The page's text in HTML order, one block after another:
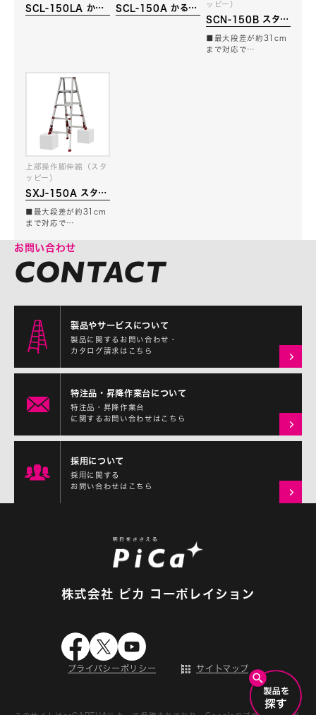
SCL-150LA かる
SCL-150A かるノ
SCN-150B スタッ
ッピー）
■最大段差が約31cm
まで対応で…
SXJ-150A スタッ
上部操作脚伸縮（スタ
ッピー）
■最大段差が約31cm
まで対応で…
お問い合わせ
製品やサービスについて
製品に関するお問い合わせ・
カタログ請求はこちら
特注品・昇降作業台について
特注品・昇降作業台
に関するお問い合わせはこちら
採用について
採用に関する
お問い合わせはこちら
株式会社 ピカ コーポレイション
プライバシーポリシー サイトマップ